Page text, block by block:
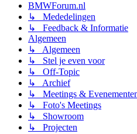
BMWForum.nl
↳ Mededelingen
↳ Feedback & Informatie
Algemeen
↳ Algemeen
↳ Stel je even voor
↳ Off-Topic
↳ Archief
↳ Meetings &
↳ Foto's Meetings
↳ Showroom
↳ Projecten